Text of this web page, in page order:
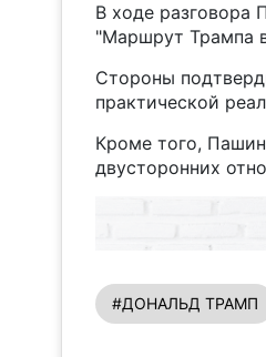
В ходе разговора
"Маршрут Трампа
Стороны
практической
Кроме того,
двусторонних
#ДОНАЛЬД ТРАМП